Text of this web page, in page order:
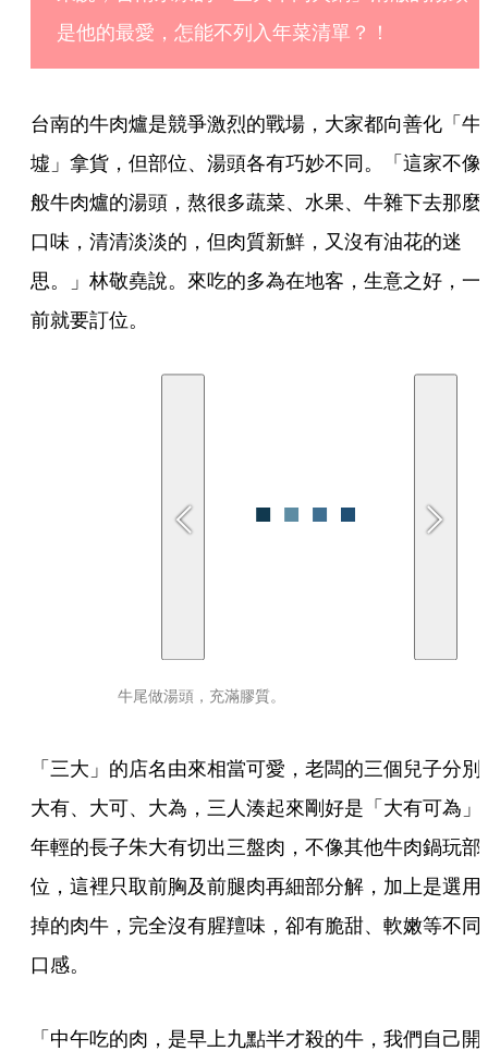
是他的最愛，怎能不列入年菜清單？！
台南的牛肉爐是競爭激烈的戰場，大家都向善化「牛
墟」拿貨，但部位、湯頭各有巧妙不同。「這家不像
般牛肉爐的湯頭，熬很多蔬菜、水果、牛雜下去那麼
口味，清清淡淡的，但肉質新鮮，又沒有油花的迷
思。」林敬堯說。來吃的多為在地客，生意之好，一
前就要訂位。
牛尾做湯頭，充滿膠質。
「三大」的店名由來相當可愛，老闆的三個兒子分別
大有、大可、大為，三人湊起來剛好是「大有可為」
年輕的長子朱大有切出三盤肉，不像其他牛肉鍋玩部
位，這裡只取前胸及前腿肉再細部分解，加上是選用
掉的肉牛，完全沒有腥羶味，卻有脆甜、軟嫩等不同
口感。
「中午吃的肉，是早上九點半才殺的牛，我們自己開